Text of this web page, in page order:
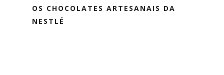
OS CHOCOLATES ARTESANAIS DA
NESTLÉ